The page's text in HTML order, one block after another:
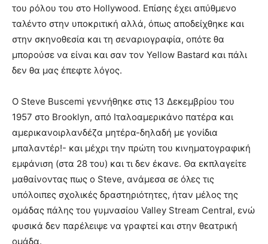
του ρόλου του στο Hollywood. Επίσης έχει απύθμενο
ταλέντο στην υποκριτική αλλά, όπως αποδείχθηκε και
στην σκηνοθεσία και τη σεναριογραφία, οπότε θα
μπορούσε να είναι και σαν τον Yellow Bastard και πάλι
δεν θα μας έπεφτε λόγος.
Ο Steve Buscemi γεννήθηκε στις 13 Δεκεμβρίου του
1957 στο Brooklyn, από Ιταλοαμερικάνο πατέρα και
αμερικανοιρλανδέζα μητέρα-δηλαδή με γονίδια
μπαλαντέρ!- και μέχρι την πρώτη του κινηματογραφική
εμφάνιση (στα 28 του) και τι δεν έκανε. Θα εκπλαγείτε
μαθαίνοντας πως ο Steve, ανάμεσα σε όλες τις
υπόλοιπες σχολικές δραστηριότητες, ήταν μέλος της
ομάδας πάλης του γυμνασίου Valley Stream Central, ενώ
φυσικά δεν παρέλειψε να γραφτεί και στην θεατρική
ομάδα.